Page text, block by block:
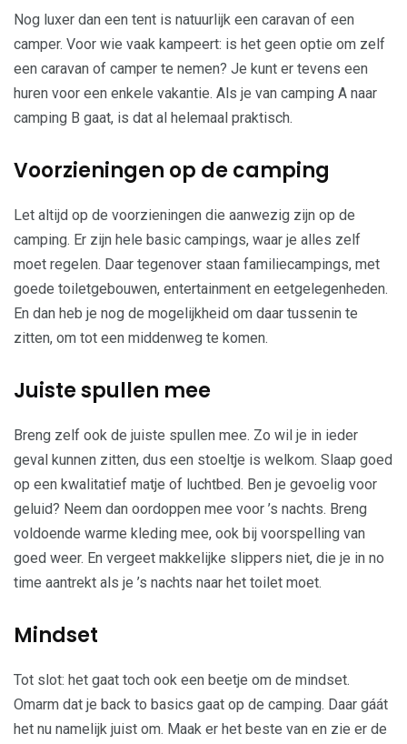
Nog luxer dan een tent is natuurlijk een caravan of een
camper. Voor wie vaak kampeert: is het geen optie om zelf
een caravan of camper te nemen? Je kunt er tevens een
huren voor een enkele vakantie. Als je van camping A naar
camping B gaat, is dat al helemaal praktisch.
Voorzieningen op de camping
Let altijd op de voorzieningen die aanwezig zijn op de
camping. Er zijn hele basic campings, waar je alles zelf
moet regelen. Daar tegenover staan familiecampings, met
goede toiletgebouwen, entertainment en eetgelegenheden.
En dan heb je nog de mogelijkheid om daar tussenin te
zitten, om tot een middenweg te komen.
Juiste spullen mee
Breng zelf ook de juiste spullen mee. Zo wil je in ieder
geval kunnen zitten, dus een stoeltje is welkom. Slaap goed
op een kwalitatief matje of luchtbed. Ben je gevoelig voor
geluid? Neem dan oordoppen mee voor ’s nachts. Breng
voldoende warme kleding mee, ook bij voorspelling van
goed weer. En vergeet makkelijke slippers niet, die je in no
time aantrekt als je ’s nachts naar het toilet moet.
Mindset
Tot slot: het gaat toch ook een beetje om de mindset.
Omarm dat je back to basics gaat op de camping. Daar gáát
het nu namelijk juist om. Maak er het beste van en zie er de